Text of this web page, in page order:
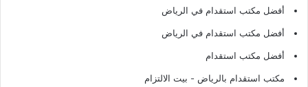
أفضل مكتب استقدام في الرياض
أفضل مكتب استقدام في الرياض
أفضل مكتب استقدام
مكتب استقدام بالرياض - بيت الالتزام